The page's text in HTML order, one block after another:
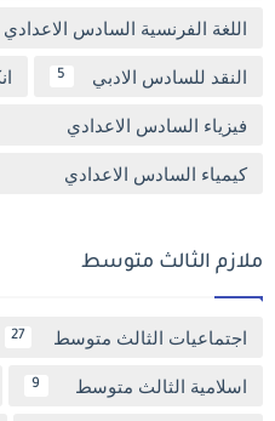
اللغة الفرنسية السادس الاعدادي
النقد للسادس الادبي 5
فيزياء السادس الاعدادي
كيمياء السادس الاعدادي
ملازم الثالث متوسط
اجتماعيات الثالث متوسط 27
اسلامية الثالث متوسط 9